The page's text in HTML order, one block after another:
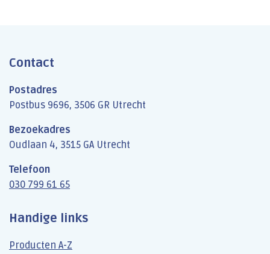
Contact
Postadres
Postbus 9696, 3506 GR Utrecht
Bezoekadres
Oudlaan 4, 3515 GA Utrecht
Telefoon
030 799 61 65
Handige links
Producten A-Z